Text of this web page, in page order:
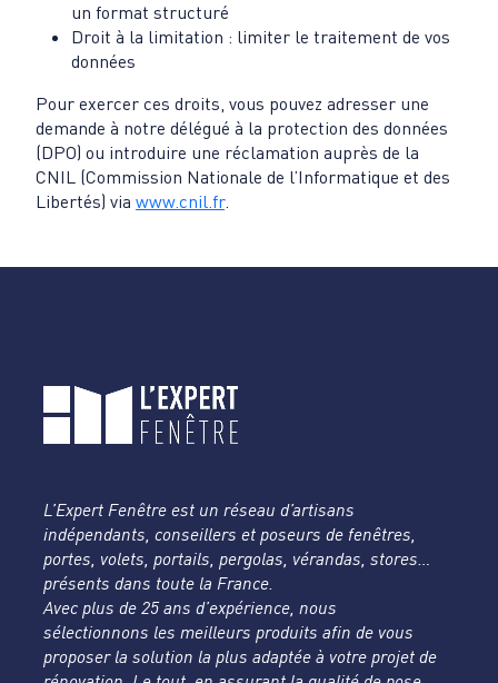
un format structuré
Droit à la limitation : limiter le traitement de vos
données
Pour exercer ces droits, vous pouvez adresser une
demande à notre délégué à la protection des données
(DPO) ou introduire une réclamation auprès de la
CNIL (Commission Nationale de l’Informatique et des
Libertés) via www.cnil.fr.
L’Expert Fenêtre est un réseau d’artisans
indépendants, conseillers et poseurs de fenêtres,
portes, volets, portails, pergolas, vérandas, stores…
présents dans toute la France.
Avec plus de 25 ans d’expérience, nous
sélectionnons les meilleurs produits afin de vous
proposer la solution la plus adaptée à votre projet de